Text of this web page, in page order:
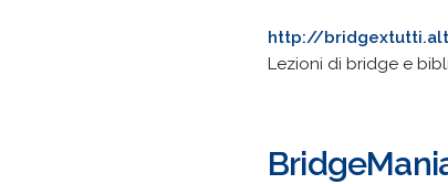
http://
Lezioni di bridge e